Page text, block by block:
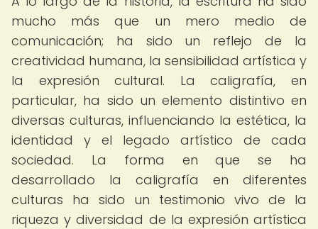
mucho más que un mero medio de
comunicación; ha sido un reflejo de la
creatividad humana, la sensibilidad artística y
la expresión cultural. La caligrafía, en
particular, ha sido un elemento distintivo en
diversas culturas, influenciando la estética, la
identidad y el legado artístico de cada
sociedad. La forma en que se ha
desarrollado la caligrafía en diferentes
culturas ha sido un testimonio vivo de la
riqueza y diversidad de la expresión artística